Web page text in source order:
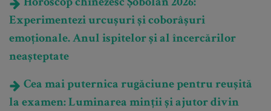
Horoscop chinezesc Șobolan 2026:
Experimentezi urcușuri și coborâșuri
emoționale. Anul ispitelor și al încercărilor
neașteptate
Cea mai puternica rugăciune pentru reușită
la examen: Luminarea minții și ajutor divin